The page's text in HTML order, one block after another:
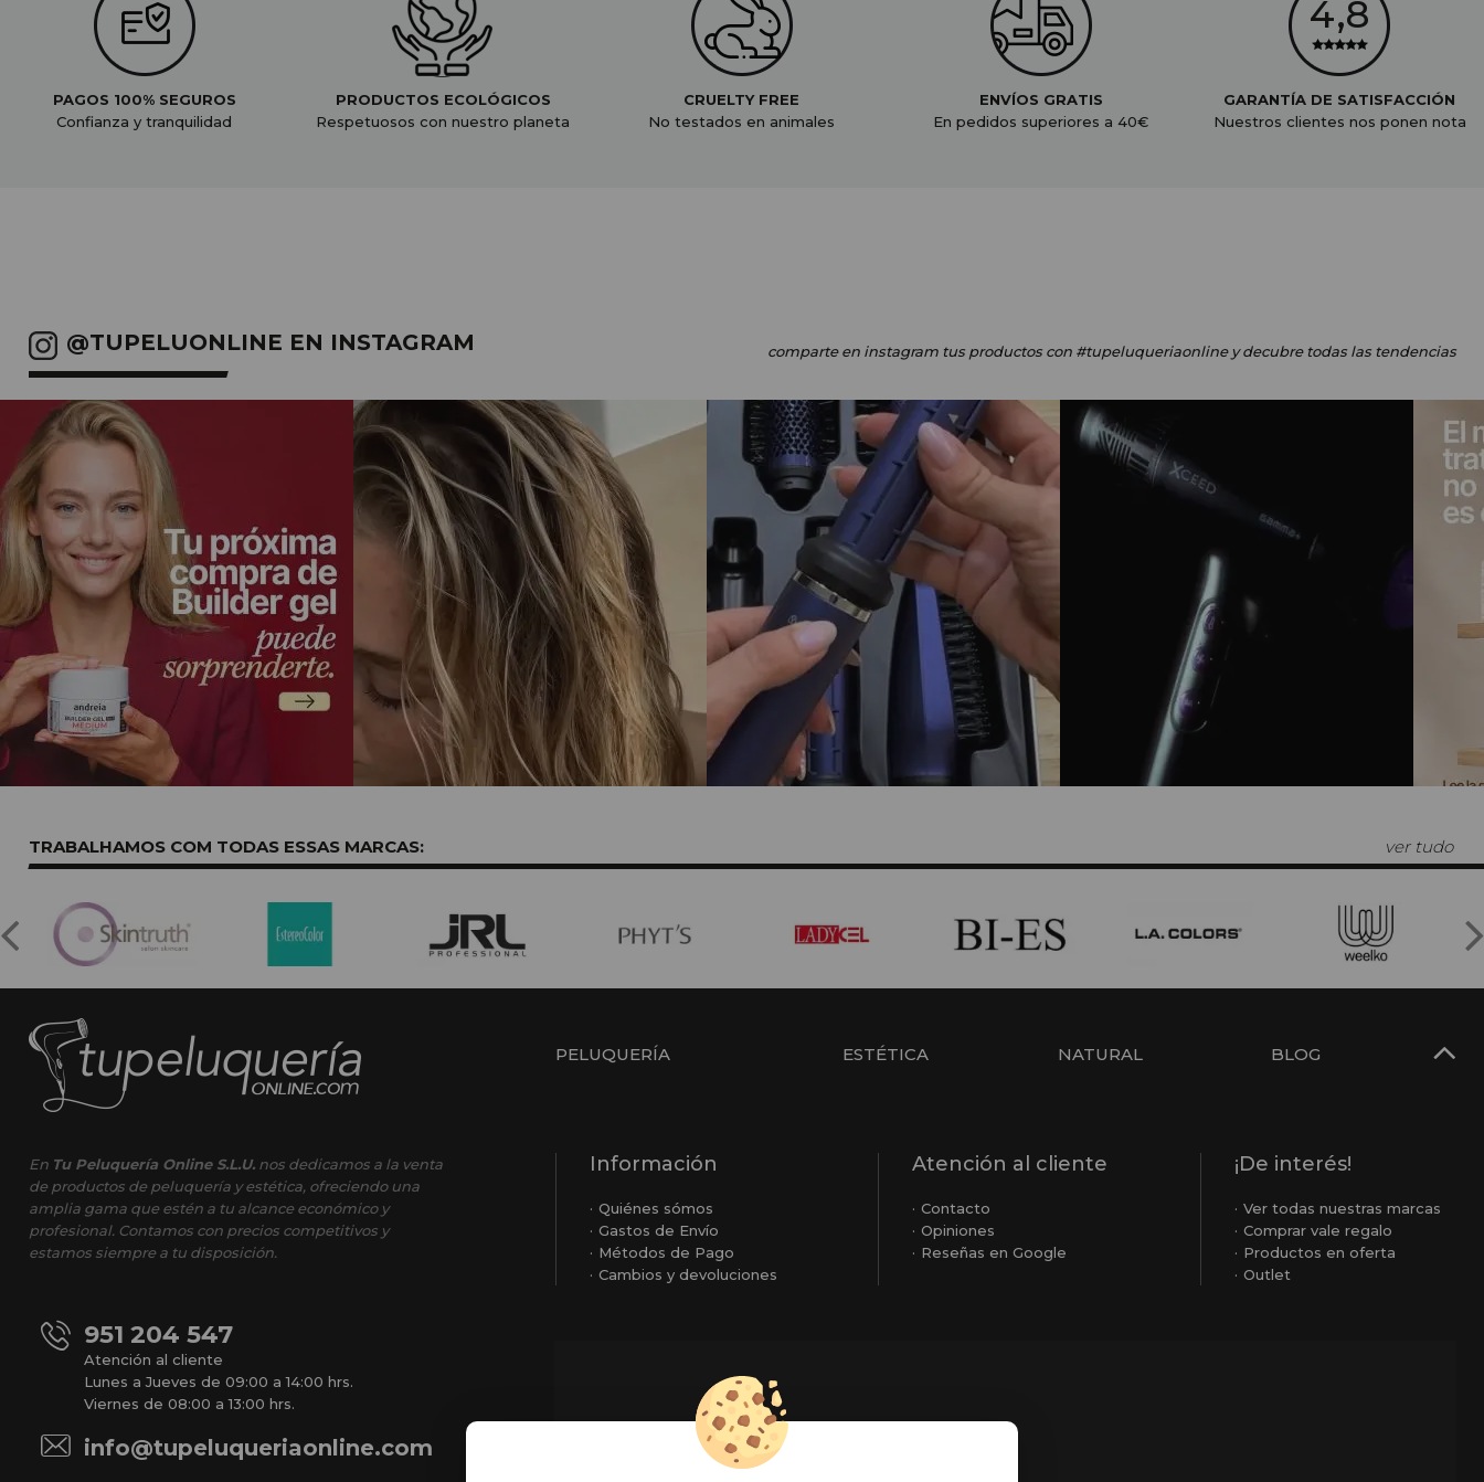
PAGOS 100% SEGUROS
Confianza y tranquilidad
PRODUCTOS ECOLÓGICOS
Respetuosos con nuestro planeta
CRUELTY FREE
No testados en animales
ENVÍOS GRATIS
En pedidos superiores a 40€
GARANTÍA DE SATISFACCIÓN
Nuestros clientes nos ponen nota
@TUPELUONLINE EN INSTAGRAM comparte en instagram tus productoscon #tupeluqueriaonliney decubre todas las tendencias
TRABALHAMOS COM TODAS ESSASMARCAS: ver tudo
PELUQUERÍA ESTÉTICA NATURAL BLOG
En Tu Peluquería Online S.L.U.nos dedicamos a la venta
de productos de peluquería y estética, ofreciendo una
amplia gama que estén a tu alcance económico y
profesional. Contamos con precios competitivos y
estamos siempre a tu disposición.
951 204 547
Atención al cliente
Lunes a Jueves de 09:00 a 14:00 hrs.
Viernes de 08:00 a 13:00 hrs.
info@tupeluqueriaonline.com
Información
Quiénes sómos
Gastos de Envío
Métodos de Pago
Cambios y devoluciones
Atención al cliente
Contacto
Opiniones
Reseñas en Google
¡De interés!
Ver todas nuestras marcas
Comprar vale regalo
Productos en oferta
Outlet